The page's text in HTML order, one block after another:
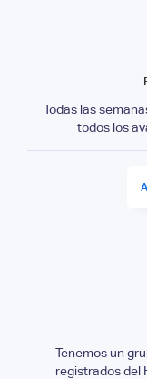
Todas las
todos los
Tenemos un
registrados del